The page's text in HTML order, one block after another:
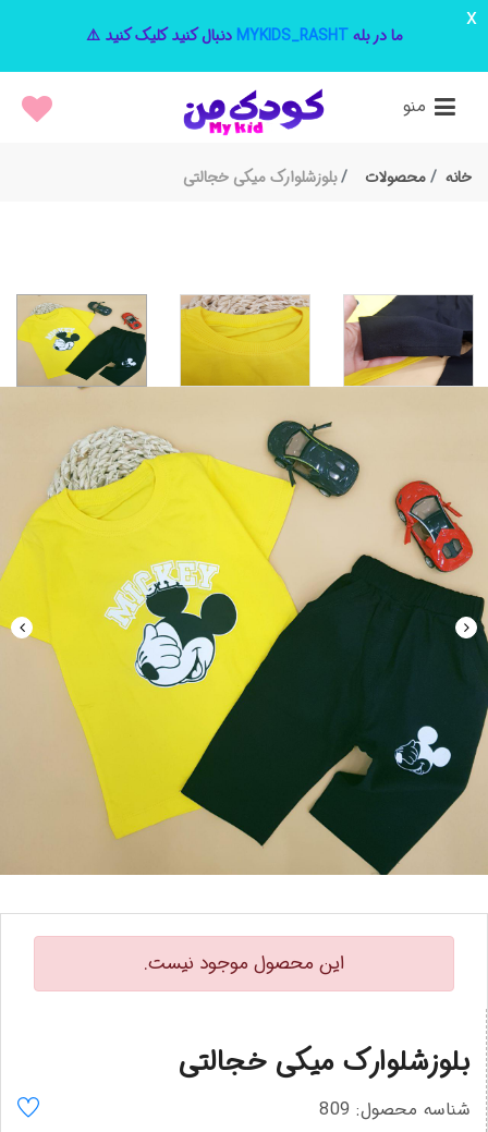
ما در بلهMYKIDS_RASHT دنبال کنید کلیک کنید ⚠️
x
منو
خانه محصولات بلوزشلوارک میکی خجالتی
این محصول موجود نیست.
بلوزشلوارک میکی خجالتی
شناسه محصول: 809